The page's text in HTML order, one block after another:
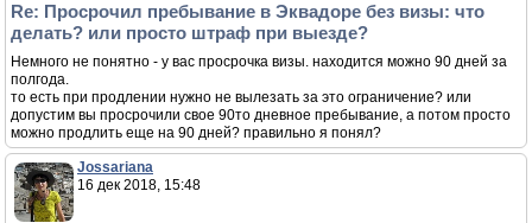
Re: Просрочил пребывание в Эквадоре без визы: что
делать? или просто штраф при выезде?
Немного не понятно - у вас просрочка визы. находится можно 90 дней за
полгода.
то есть при продлении нужно не вылезать за это ограничение? или
допустим вы просрочили свое 90то дневное пребывание, а потом просто
можно продлить еще на 90 дней? правильно я понял?
Jossariana
16 дек 2018, 15:48